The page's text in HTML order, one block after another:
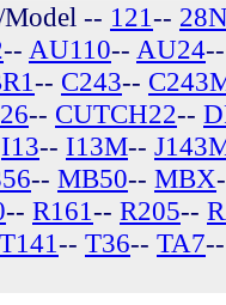
-- 121--
-- AU110-- AU24
-- C243--
-- CUTCH22--
I13-- I13M--
-- MB50-- MBX
-- R161-- R205--
T141-- T36-- TA7